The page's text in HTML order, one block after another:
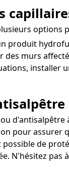
produit
murs
installer
pour assurer
de
N'hésitez